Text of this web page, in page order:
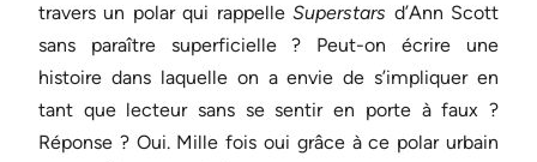
travers un polar qui rappelleSuperstars d’Ann Scott
sans paraître superficielle ? Peut-on écrire une
histoire dans laquelle on a envie de s’impliquer en
tant que lecteur sans se sentir en porte à faux ?
Réponse ? Oui. Mille fois oui grâce à ce polar urbain